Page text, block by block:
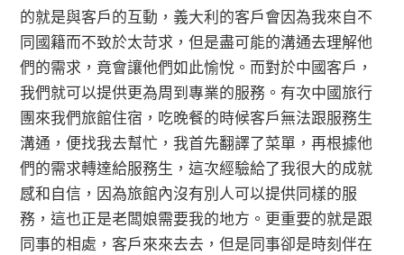
的就是與客戶的互動，義大利的客戶會因為我來自不
同國籍而不致於太苛求，但是盡可能的溝通去理解他
們的需求，竟會讓他們如此愉悅。而對於中國客戶，
我們就可以提供更為周到專業的服務。有次中國旅行
團來我們旅館住宿，吃晚餐的時候客戶無法跟服務生
溝通，便找我去幫忙，我首先翻譯了菜單，再根據他
們的需求轉達給服務生，這次經驗給了我很大的成就
感和自信，因為旅館內沒有別人可以提供同樣的服
務，這也正是老闆娘需要我的地方。更重要的就是跟
同事的相處，客戶來來去去，但是同事卻是時刻伴在